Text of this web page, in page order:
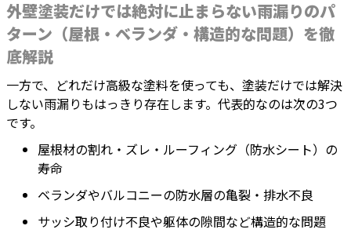
外壁塗装だけでは絶対に止まらない雨漏りのパ
ターン（屋根・ベランダ・構造的な問題）を徹
底解説
一方で、どれだけ高級な塗料を使っても、塗装だけでは解決
しない雨漏りもはっきり存在します。代表的なのは次の3つ
です。
屋根材の割れ・ズレ・ルーフィング（防水シート）の
寿命
ベランダやバルコニーの防水層の亀裂・排水不良
サッシ取り付け不良や躯体の隙間など構造的な問題